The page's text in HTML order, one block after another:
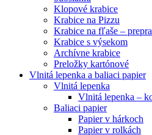
Klopové krabice
Krabice na Pizzu
Krabice na fľaše –
Krabice s výsekom
Archívne krabice
Preložky kartónové
Vlnitá lepenka a baliaci papier
Vlnitá lepenka
Vlnitá lepenka –
Baliaci papier
Papier v hárkoch
Papier v rolkách